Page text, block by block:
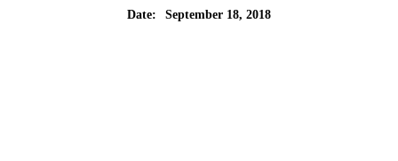
Date:
September 18, 2018